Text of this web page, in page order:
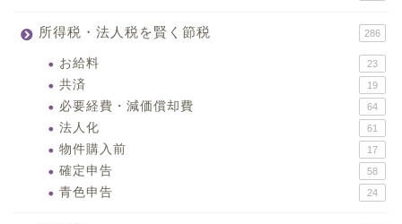
所得税・法人税を賢く節税 286
お給料 23
共済 19
必要経費・減価償却費 64
法人化 61
物件購入前 17
確定申告 58
青色申告 24